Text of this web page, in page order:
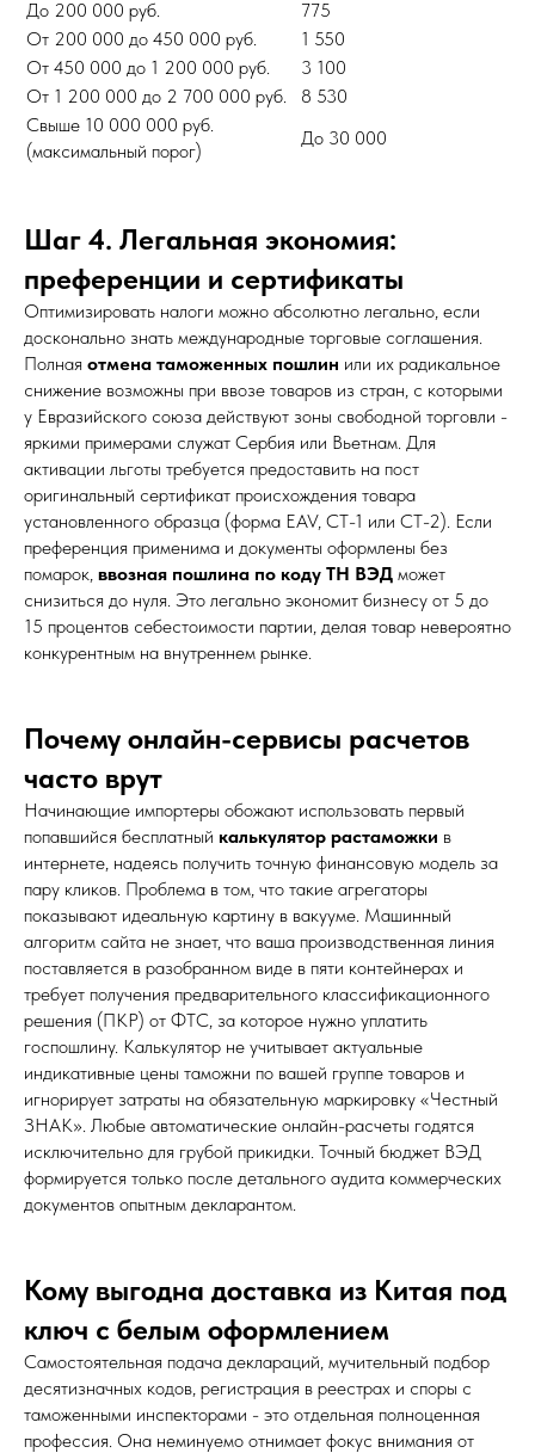
До 200 000 руб.
775
От 200 000 до 450 000 руб.
1 550
От 450 000 до 1 200 000 руб.
3 100
От 1 200 000 до 2 700 000 руб.
8 530
Свыше 10 000 000 руб.
(максимальный порог)
До 30 000
Шаг 4. Легальная экономия:
преференции и сертификаты
Оптимизировать налоги можно абсолютно легально, если
досконально знать международные торговые соглашения.
Полная отмена таможенных пошлин или их радикальное
снижение возможны при ввозе товаров из стран, с которыми
у Евразийского союза действуют зоны свободной торговли -
яркими примерами служат Сербия или Вьетнам. Для
активации льготы требуется предоставить на пост
оригинальный сертификат происхождения товара
установленного образца (форма EAV, СТ-1 или СТ-2). Если
преференция применима и документы оформлены без
помарок, ввозная пошлина по коду ТН ВЭД может
снизиться до нуля. Это легально экономит бизнесу от 5 до
15 процентов себестоимости партии, делая товар невероятно
конкурентным на внутреннем рынке.
Почему онлайн-сервисы расчетов
часто врут
Начинающие импортеры обожают использовать первый
попавшийся бесплатный калькулятор растаможки в
интернете, надеясь получить точную финансовую модель за
пару кликов. Проблема в том, что такие агрегаторы
показывают идеальную картину в вакууме. Машинный
алгоритм сайта не знает, что ваша производственная линия
поставляется в разобранном виде в пяти контейнерах и
требует получения предварительного классификационного
решения (ПКР) от ФТС, за которое нужно уплатить
госпошлину. Калькулятор не учитывает актуальные
индикативные цены таможни по вашей группе товаров и
игнорирует затраты на обязательную маркировку «Честный
ЗНАК». Любые автоматические онлайн-расчеты годятся
исключительно для грубой прикидки. Точный бюджет ВЭД
формируется только после детального аудита коммерческих
документов опытным декларантом.
Кому выгодна доставка из Китая под
ключ с белым оформлением
Самостоятельная подача деклараций, мучительный подбор
десятизначных кодов, регистрация в реестрах и споры с
таможенными инспекторами - это отдельная полноценная
профессия. Она неминуемо отнимает фокус внимания от